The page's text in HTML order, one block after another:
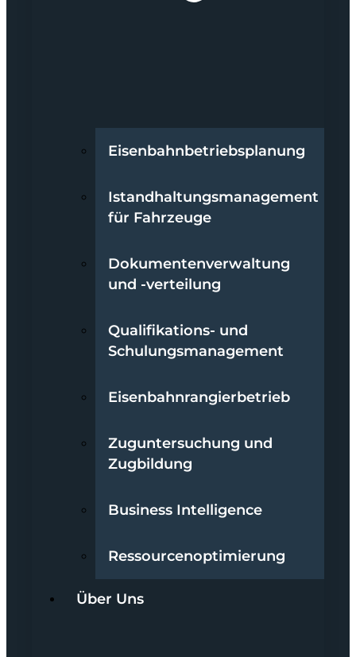
Eisenbahnbetriebsplanung
Istandhaltungsmanagement
für Fahrzeuge
Dokumentenverwaltung
und -verteilung
Qualifikations- und
Schulungsmanagement
Eisenbahnrangierbetrieb
Zuguntersuchung und
Zugbildung
Business Intelligence
Ressourcenoptimierung
Über Uns